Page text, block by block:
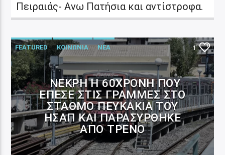
Πειραιάς- Ανω Πατήσια και αντίστροφα.
FEATURED ΚΟΙΝΩΝΙΑ ΝΕΑ 1
ΝΕΚΡΉ Η 60ΧΡΟΝΗ ΠΟΥ
ΈΠΕΣΕ ΣΤΙΣ ΓΡΑΜΜΈΣ ΣΤΟ
ΣΤΑΘΜΌ ΠΕΥΚΆΚΙΑ ΤΟΥ
ΗΣΑΠ ΚΑΙ ΠΑΡΑΣΎΡΘΗΚΕ
ΑΠΌ ΤΡΈΝΟ